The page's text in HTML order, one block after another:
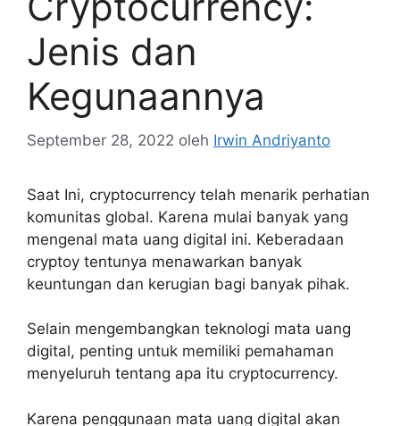
Jenis dan
Kegunaannya
September 28, 2022 oleh Irwin Andriyanto
Saat Ini, cryptocurrency telah menarik perhatian
komunitas global. Karena mulai banyak yang
mengenal mata uang digital ini. Keberadaan
cryptoy tentunya menawarkan banyak
keuntungan dan kerugian bagi banyak pihak.
Selain mengembangkan teknologi mata uang
digital, penting untuk memiliki pemahaman
menyeluruh tentang apa itu cryptocurrency.
Karena penggunaan mata uang digital akan